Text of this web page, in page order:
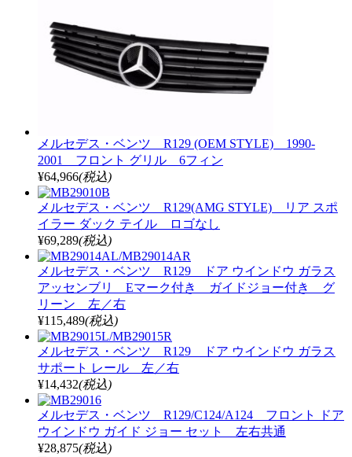
メルセデス・ベンツ R129 (OEM STYLE) 1990-
2001 フロント グリル 6フィン
¥64,966(税込)
メルセデス・ベンツ R129(AMG STYLE) リア スポ
イラー ダック テイル ロゴなし
¥69,289(税込)
メルセデス・ベンツ R129 ドア ウインドウ ガラス
アッセンブリ Eマーク付き ガイドジョー付き グ
リーン 左／右
¥115,489(税込)
メルセデス・ベンツ R129 ドア ウインドウ ガラス
サポート レール 左／右
¥14,432(税込)
メルセデス・ベンツ R129/C124/A124 フロント ドア
ウインドウ ガイド ジョー セット 左右共通
¥28,875(税込)